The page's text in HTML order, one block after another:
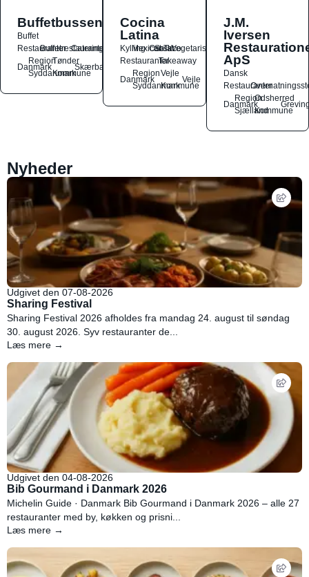
Buffetbussen
Buffet
Restauranter
Buffetrestauranter
Catering
Danmark
Region
Syddanmark
Tønder
Kommune
Skærbæk
Cocina
Latina
Kylling
Mexicansk
OstSalat
TacoVegetarisk
RestauranterTakeaway
Danmark
Region
Syddanmark
Vejle
Kommune
Vejle
J.M.
Iversen
ApS
Dansk
Restauranter
Danmark
Region
Sjælland
Odsherred
Kommune
Nyheder
Udgivet den 07-08-2026
Sharing Festival
Sharing Festival 2026 afholdes fra mandag 24. august til søndag
30. august 2026. Syv restauranter de...
Læs mere →
Udgivet den 04-08-2026
Bib Gourmand i Danmark 2026
Michelin Guide · Danmark Bib Gourmand i Danmark 2026 – alle 27
restauranter med by, køkken og prisni...
Læs mere →